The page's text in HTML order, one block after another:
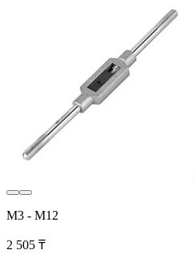
М3 - М12
2 505 ₸